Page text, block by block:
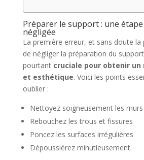
Préparer le support : une
négligée
La première erreur, et sans doute
de négliger la préparation du
pourtant cruciale pour obtenir
et esthétique. Voici les points
oublier :
Nettoyez soigneusement les murs
Rebouchez les trous et fissures
Poncez les surfaces irrégulières
Dépoussiérez minutieusement